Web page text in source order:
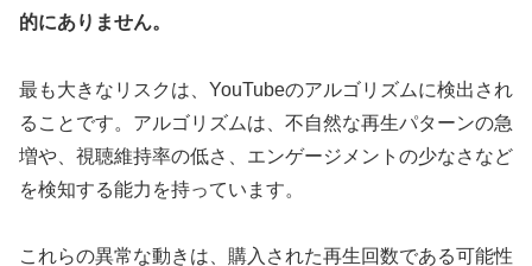
的にありません。
最も大きなリスクは、YouTubeのアルゴリズムに検出され
ることです。アルゴリズムは、不自然な再生パターンの急
増や、視聴維持率の低さ、エンゲージメントの少なさなど
を検知する能力を持っています。
これらの異常な動きは、購入された再生回数である可能性